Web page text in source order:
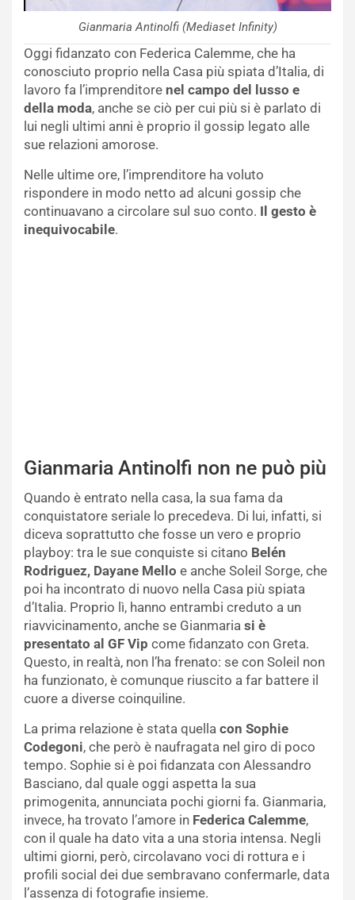
Gianmaria Antinolfi (Mediaset Infinity)
Oggi fidanzato con Federica Calemme, che ha
conosciuto proprio nella Casa più spiata d’Italia, di
lavoro fa l’imprenditore nel campo del lusso e
della moda, anche se ciò per cui più si è parlato di
lui negli ultimi anni è proprio il gossip legato alle
sue relazioni amorose.
Nelle ultime ore, l’imprenditore ha voluto
rispondere in modo netto ad alcuni gossip che
continuavano a circolare sul suo conto. Il gesto è
inequivocabile.
Gianmaria Antinolfi non ne può più
Quando è entrato nella casa, la sua fama da
conquistatore seriale lo precedeva. Di lui, infatti, si
diceva soprattutto che fosse un vero e proprio
playboy: tra le sue conquiste si citano Belén
Rodriguez, Dayane Mello e anche Soleil Sorge, che
poi ha incontrato di nuovo nella Casa più spiata
d’Italia. Proprio lì, hanno entrambi creduto a un
riavvicinamento, anche se Gianmaria si è
presentato al GF Vip come fidanzato con Greta.
Questo, in realtà, non l’ha frenato: se con Soleil non
ha funzionato, è comunque riuscito a far battere il
cuore a diverse coinquiline.
La prima relazione è stata quella con Sophie
Codegoni, che però è naufragata nel giro di poco
tempo. Sophie si è poi fidanzata con Alessandro
Basciano, dal quale oggi aspetta la sua
primogenita, annunciata pochi giorni fa. Gianmaria,
invece, ha trovato l’amore in Federica Calemme,
con il quale ha dato vita a una storia intensa. Negli
ultimi giorni, però, circolavano voci di rottura e i
profili social dei due sembravano confermarle, data
l’assenza di fotografie insieme.